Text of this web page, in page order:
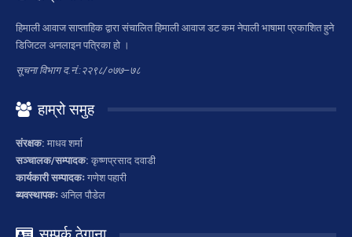
हिमाली आवाज साप्ताहिक द्वारा संचालित हिमाली आवाज डट कम नेपाली भाषामा प्रकाशित हुने
डिजिटल अनलाइन पत्रिका हो ।
सूचना विभाग द.नं.:२२९८/०७७–७८
हाम्रो समुह
संरक्षक: माधव शर्मा
सञ्चालक/सम्पादक: कृष्णप्रसाद दवाडी
कार्यकारी सम्पादकः गणेश पहारी
ब्यवस्थापकः अनिल पौडेल